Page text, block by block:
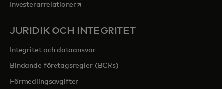
Investerarrelationeropens in a new tab
JURIDIK OCH INTEGRITET
Integritet och dataansvar
Bindande företagsregler (BCRs)
Förmedlingsavgifter